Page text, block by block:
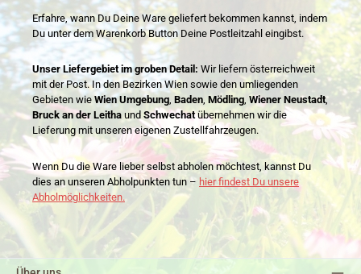
Erfahre, wann Du Deine Ware geliefert bekommen kannst, indem
Du unter dem Warenkorb Button Deine Postleitzahl eingibst.
Unser Liefergebiet im groben Detail: Wir liefern österreichweit
mit der Post. In den Bezirken Wien sowie den umliegenden
Gebieten wie Wien Umgebung, Baden, Mödling, Wiener Neustadt,
Bruck an der Leitha und Schwechatübernehmen wir die
Lieferung mit unseren eigenen Zustellfahrzeugen.
Wenn Du die Ware lieber selbst abholen möchtest, kannst Du
dies an unseren Abholpunkten tun – hier findest Du unsere
Abholmöglichkeiten.